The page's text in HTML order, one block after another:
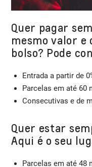
Quer pagar
mesmo valor e
bolso? Pode
Entrada a partir de
Parcelas em até 60
Consecutivas e de
Quer estar
Aqui é o seu
Parcelas em até 48